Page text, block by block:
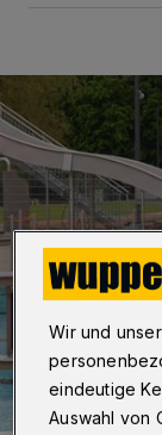
Wir und
eindeutige
Auswahl von